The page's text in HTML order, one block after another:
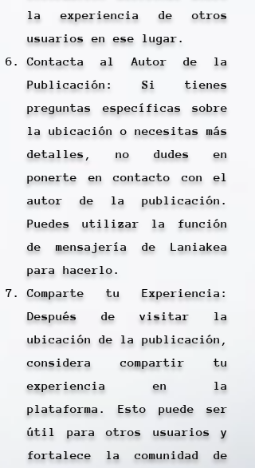
la experiencia de otros
usuarios en ese lugar.
Contacta al Autor de la
Publicación: Si tienes
preguntas específicas sobre
la ubicación o necesitas más
detalles, no dudes en
ponerte en contacto con el
autor de la publicación.
Puedes utilizar la función
de mensajería de Laniakea
para hacerlo.
Comparte tu Experiencia:
Después de visitar la
ubicación de la publicación,
considera compartir tu
experiencia en la
plataforma. Esto puede ser
útil para otros usuarios y
fortalece la comunidad de